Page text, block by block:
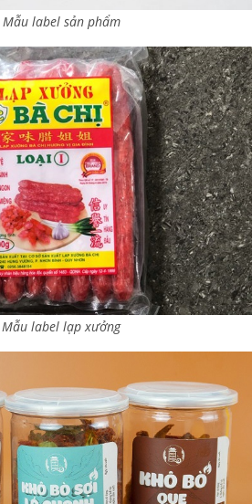
Mẫu label sản phẩm
Mẫu label lạp xưởng